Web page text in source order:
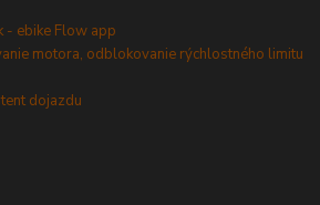
- ebike Flow app
motora, odblokovanie rýchlostného limitu
dojazdu